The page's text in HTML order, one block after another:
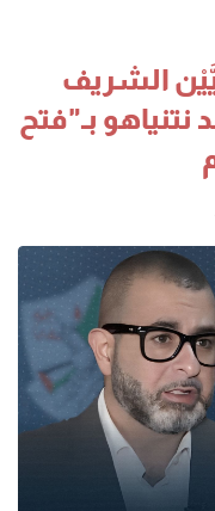
الشريف
بـ"فتح